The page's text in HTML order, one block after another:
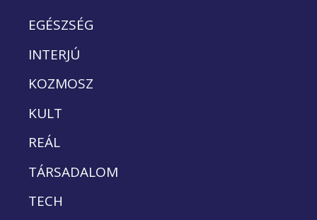
EGÉSZSÉG
INTERJÚ
KOZMOSZ
KULT
REÁL
TÁRSADALOM
TECH